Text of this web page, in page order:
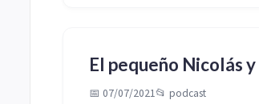
El pequeño Nicolás
📅 07/07/2021📂 podcast